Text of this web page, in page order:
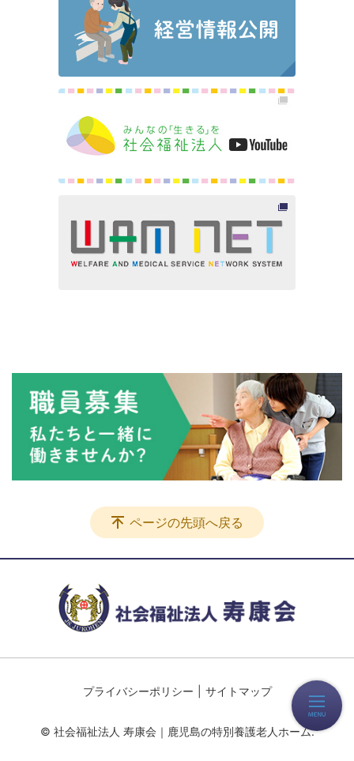
ページの先頭へ戻る
プライバシーポリシー サイトマップ
© 社会福祉法人 寿康会｜鹿児島の特別養護老人ホーム.